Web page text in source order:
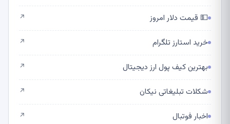
💵 قیمت دلار امروز ↗
خرید استارز تلگرام ↗
بهترین کیف پول ارز دیجیتال ↗
شکلات تبلیغاتی نیکان ↗
اخبار فوتبال ↗